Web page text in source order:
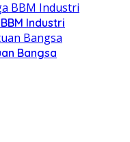
Industri
Bangsa